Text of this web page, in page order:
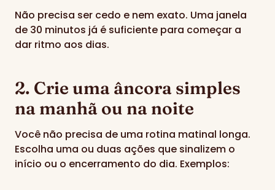
Não precisa ser cedo e nem exato. Uma janela
de 30 minutos já é suficiente para começar a
dar ritmo aos dias.
2. Crie uma âncora simples
na manhã ou na noite
Você não precisa de uma rotina matinal longa.
Escolha uma ou duas ações que sinalizem o
início ou o encerramento do dia. Exemplos: